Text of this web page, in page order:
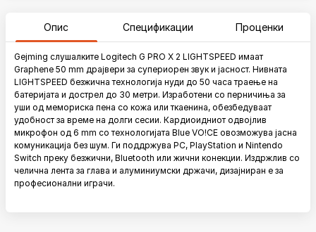
Опис Спецификации Проценки
Gejming слушалките Logitech G PRO X 2 LIGHTSPEED имаат
Graphene 50 mm драјвери за супериорен звук и јасност. Нивната
LIGHTSPEED безжична технологија нуди до 50 часа траење на
батеријата и дострел до 30 метри. Изработени со перничиња за
уши од мемориска пена со кожа или ткаенина, обезбедуваат
удобност за време на долги сесии. Кардиоидниот одвојлив
микрофон од 6 mm со технологијата Blue VO!CE овозможува јасна
комуникација без шум. Ги поддржува PC, PlayStation и Nintendo
Switch преку безжични, Bluetooth или жични конекции. Издржлив со
челична лента за глава и алуминиумски држачи, дизајниран е за
професионални играчи.